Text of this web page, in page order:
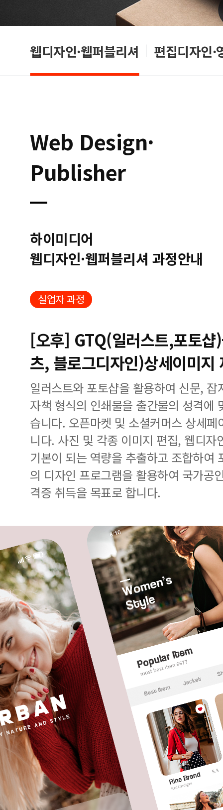
웹디자인·웹퍼블리셔 편집디자인·
Web Design·
Publisher
하이미디어
웹디자인·웹퍼블리셔 과정안내
실업자 과정
[오후] GTQ(일러스트,포토샵
츠, 블로그디자인)상세이미지
일러스트와 포토샵을 활용하여 신문,
자책 형식의 인쇄물을 출간물의 성격에
습니다. 오픈마켓 및 소셜커머스 상세
니다. 사진 및 각종 이미지 편집, 웹디자
기본이 되는 역량을 추출하고 조합하여
의 디자인 프로그램을 활용하여 국가공
격증 취득을 목표로 합니다.